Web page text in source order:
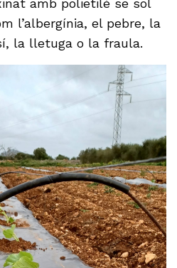
amb polietilè se sol
l’albergínia, el pebre, la
la lletuga o la fraula.